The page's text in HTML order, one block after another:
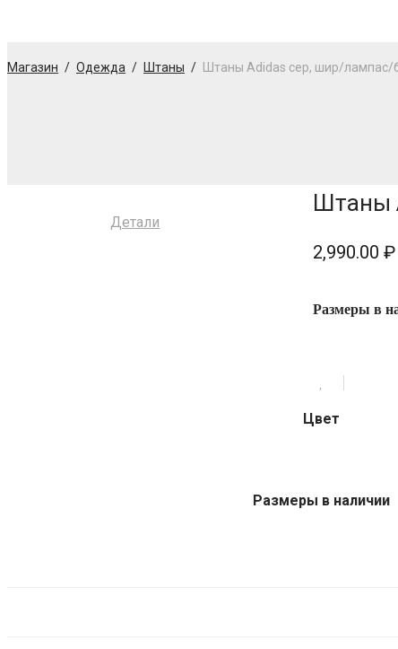
Магазин / Одежда / Штаны / Штаны Adidas сер, шир/лампас/
Штаны
2,990.00 ₽
Размеры в
Детали
Цвет
Размеры в наличии